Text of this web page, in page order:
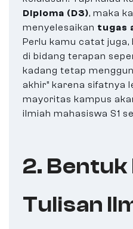
Diploma (D3), maka
menyelesaikan tugas
Perlu kamu catat juga,
di bidang terapan
kadang tetap
akhir” karena sifatnya
mayoritas kampus
ilmiah mahasiswa S1
2. Bentuk
Tulisan